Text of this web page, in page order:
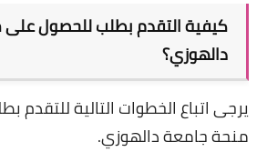
كيفية التقدم بطلب للحصول
دالهوزي؟
يرجى اتباع الخطوات التالية
منحة جامعة دالهوزي.